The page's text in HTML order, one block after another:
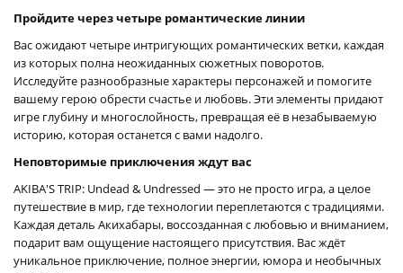
Пройдите через четыре романтические линии
Вас ожидают четыре интригующих романтических ветки, каждая
из которых полна неожиданных сюжетных поворотов.
Исследуйте разнообразные характеры персонажей и помогите
вашему герою обрести счастье и любовь. Эти элементы придают
игре глубину и многослойность, превращая её в незабываемую
историю, которая останется с вами надолго.
Неповторимые приключения ждут вас
AKIBA'S TRIP: Undead & Undressed — это не просто игра, а целое
путешествие в мир, где технологии переплетаются с традициями.
Каждая деталь Акихабары, воссозданная с любовью и вниманием,
подарит вам ощущение настоящего присутствия. Вас ждёт
уникальное приключение, полное энергии, юмора и необычных